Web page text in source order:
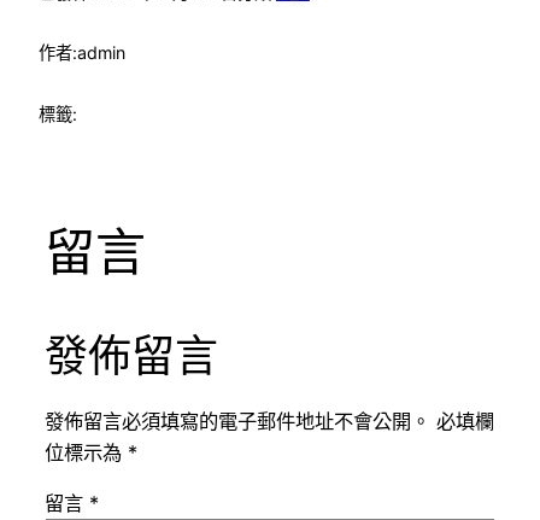
作者:admin
標籤:
留言
發佈留言
發佈留言必須填寫的電子郵件地址不會公開。 必填欄
位標示為 *
留言 *